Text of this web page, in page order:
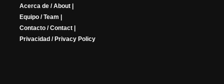
Acerca de / About |
Equipo / Team |
Contacto / Contact |
Privacidad / Privacy Policy